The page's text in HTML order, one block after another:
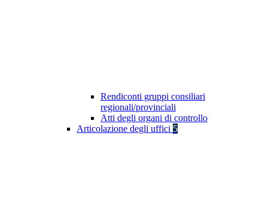
Rendiconti gruppi consiliari
regionali/provinciali
Atti degli organi di controllo
Articolazione degli uffici 5